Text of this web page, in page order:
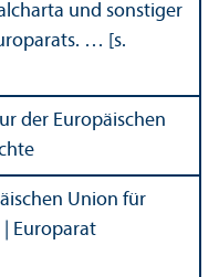
und sonstiger
… [s.
der Europäischen
Union für
| Europarat